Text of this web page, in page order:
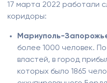
17 марта 2022 работали
коридоры:
Мариуполь-
более 1000 человек.
властей, в город
которых было 1865